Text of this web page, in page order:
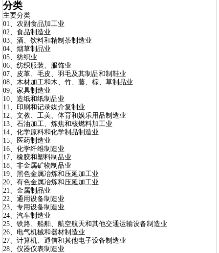
分类
主要分类
01、农副食品加工业
02、食品制造业
03、酒、饮料和精制茶制造业
04、烟草制品业
05、纺织业
06、纺织服装、服饰业
07、皮革、毛皮、羽毛及其制品和制鞋业
08、木材加工和木、竹、藤、棕、草制品业
09、家具制造业
10、造纸和纸制品业
11、印刷和记录媒介复制业
12、文教、工美、体育和娱乐用品制造业
13、石油加工、炼焦和核燃料加工业
14、化学原料和化学制品制造业
15、医药制造业
16、化学纤维制造业
17、橡胶和塑料制品业
18、非金属矿物制品业
19、黑色金属冶炼和压延加工业
20、有色金属冶炼和压延加工业
21、金属制品业
22、通用设备制造业
23、专用设备制造业
24、汽车制造业
25、铁路、船舶、航空航天和其他交通运输设备制造业
26、电气机械和器材制造业
27、计算机、通信和其他电子设备制造业
28、仪器仪表制造业